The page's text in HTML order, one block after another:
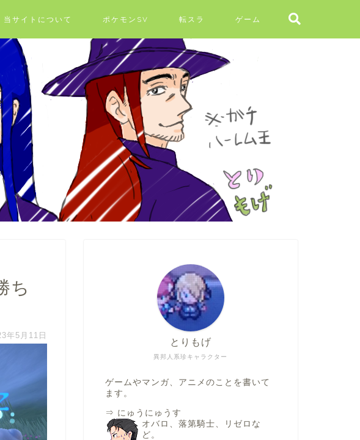
当サイトについて ポケモンSV 転スラ ゲーム
ち
年5月11日
異邦人系珍キャラクター
とりもげ
ゲームやマンガ、アニメのことを書いて
ます。
⇒ にゅうにゅうす
オバロ、落第騎士、リゼロな
ど。